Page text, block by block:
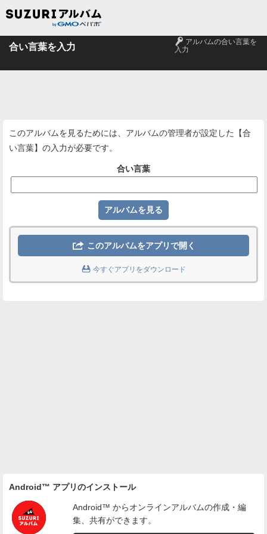
合い言葉を入力 🔑 アルバムの合い言葉を
入力
このアルバムを見るためには、アルバムの管理者が設定した【合
い言葉】の入力が必要です。
合い言葉
 このアルバムをアプリで開く
 今すぐアプリをダウンロード
Android™ アプリのインストール
Android™ からオンラインアルバムの作成・編
集、共有ができます。